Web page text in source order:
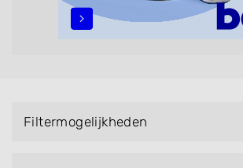
Filtermogelijkheden